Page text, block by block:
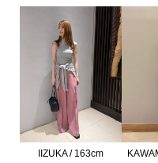
IIZUKA / 163cm